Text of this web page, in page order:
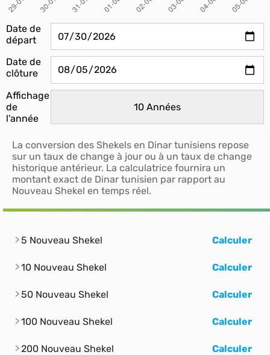
Date de
départ
Date de
clôture
Affichage
de
l'année
La conversion des Shekels en Dinar tunisiens repose
sur un taux de change à jour ou à un taux de change
historique antérieur. La calculatrice fournira un
montant exact de Dinar tunisien par rapport au
Nouveau Shekel en temps réel.
5 Nouveau Shekel Calculer
10 Nouveau Shekel Calculer
50 Nouveau Shekel Calculer
100 Nouveau Shekel Calculer
200 Nouveau Shekel Calculer